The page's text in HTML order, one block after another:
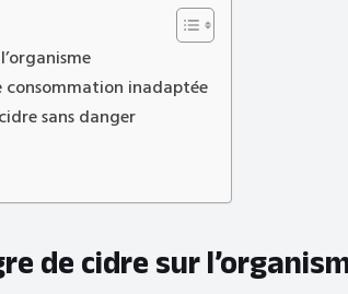
consommation inadaptée
sans danger
de cidre sur